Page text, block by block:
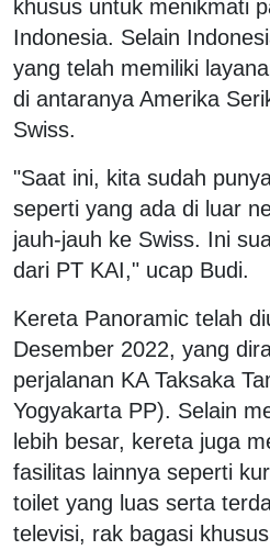
khusus untuk menikmati
Indonesia. Selain
yang telah memiliki
di antaranya Amerika
Swiss.
"Saat ini, kita sudah
seperti yang ada di luar
jauh-jauh ke Swiss. Ini
dari PT KAI," ucap Budi.
Kereta Panoramic telah
Desember 2022, yang
perjalanan KA Taksaka
Yogyakarta PP). Selain
lebih besar, kereta juga
fasilitas lainnya seperti
toilet yang luas serta
televisi, rak bagasi